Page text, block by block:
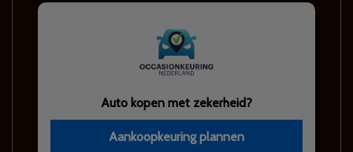
Auto kopen met zekerheid?
Aankoopkeuring plannen